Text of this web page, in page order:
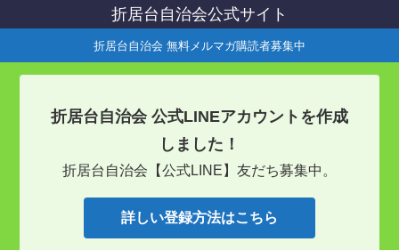
折居台自治会公式サイト
折居台自治会 無料メルマガ購読者募集中
折居台自治会 公式LINEアカウントを作成
しました！
折居台自治会【公式LINE】友だち募集中。
詳しい登録方法はこちら